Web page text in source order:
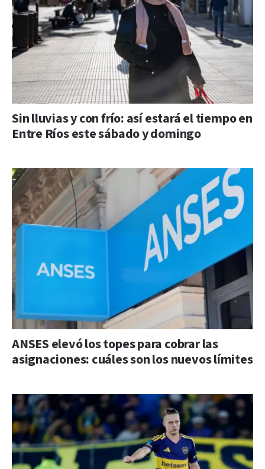
Sin lluvias y con frío: así estará el tiempo en
Entre Ríos este sábado y domingo
ANSES elevó los topes para cobrar las
asignaciones: cuáles son los nuevos límites